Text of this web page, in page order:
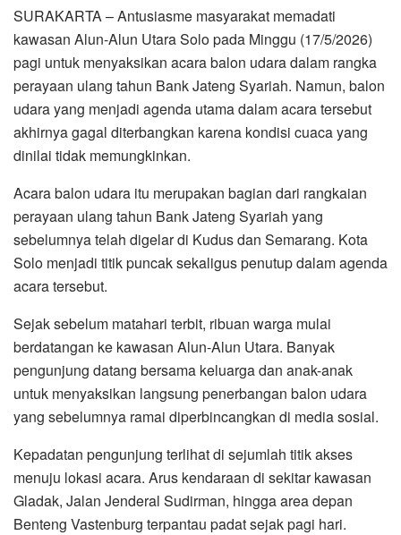
SURAKARTA – Antusiasme masyarakat memadati
kawasan Alun-Alun Utara Solo pada Minggu (17/5/2026)
pagi untuk menyaksikan acara balon udara dalam rangka
perayaan ulang tahun Bank Jateng Syariah. Namun, balon
udara yang menjadi agenda utama dalam acara tersebut
akhirnya gagal diterbangkan karena kondisi cuaca yang
dinilai tidak memungkinkan.
Acara balon udara itu merupakan bagian dari rangkaian
perayaan ulang tahun Bank Jateng Syariah yang
sebelumnya telah digelar di Kudus dan Semarang. Kota
Solo menjadi titik puncak sekaligus penutup dalam agenda
acara tersebut.
Sejak sebelum matahari terbit, ribuan warga mulai
berdatangan ke kawasan Alun-Alun Utara. Banyak
pengunjung datang bersama keluarga dan anak-anak
untuk menyaksikan langsung penerbangan balon udara
yang sebelumnya ramai diperbincangkan di media sosial.
Kepadatan pengunjung terlihat di sejumlah titik akses
menuju lokasi acara. Arus kendaraan di sekitar kawasan
Gladak, Jalan Jenderal Sudirman, hingga area depan
Benteng Vastenburg terpantau padat sejak pagi hari.